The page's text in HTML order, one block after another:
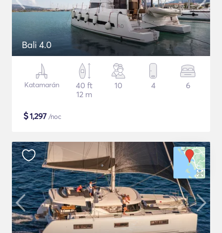
Bali 4.0
Katamarán
40 ft
12 m
10 4 6
$1,297 /noc